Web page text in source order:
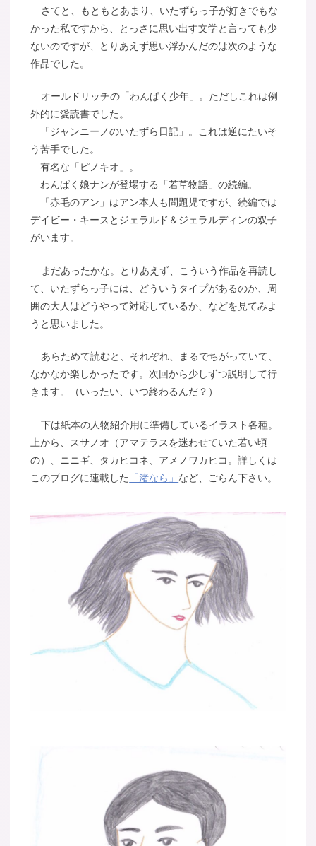
さてと、もともとあまり、いたずらっ子が好きでもな
かった私ですから、とっさに思い出す文学と言っても少
ないのですが、とりあえず思い浮かんだのは次のような
作品でした。
オールドリッチの「わんぱく少年」。ただしこれは例
外的に愛読書でした。
「ジャンニーノのいたずら日記」。これは逆にたいそ
う苦手でした。
有名な「ピノキオ」。
わんぱく娘ナンが登場する「若草物語」の続編。
「赤毛のアン」はアン本人も問題児ですが、続編では
デイビー・キースとジェラルド＆ジェラルディンの双子
がいます。
まだあったかな。とりあえず、こういう作品を再読し
て、いたずらっ子には、どういうタイプがあるのか、周
囲の大人はどうやって対応しているか、などを見てみよ
うと思いました。
あらためて読むと、それぞれ、まるでちがっていて、
なかなか楽しかったです。次回から少しずつ説明して行
きます。（いったい、いつ終わるんだ？）
下は紙本の人物紹介用に準備しているイラスト各種。
上から、スサノオ（アマテラスを迷わせていた若い頃
の）、ニニギ、タカヒコネ、アメノワカヒコ。詳しくは
このブログに連載した
「渚なら」 など、ごらん下さい。